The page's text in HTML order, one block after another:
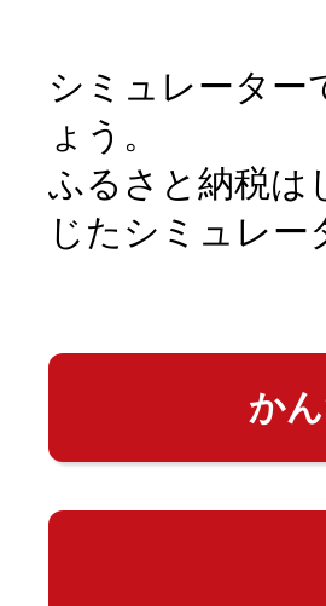
シミュレーター
ょう。
ふるさと納税は
じたシミュレー
か